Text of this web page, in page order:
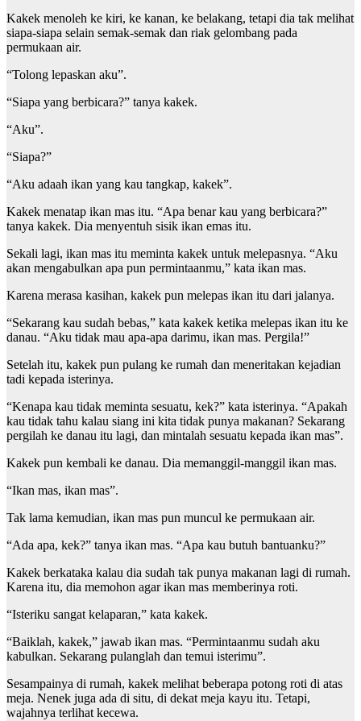
Kakek menoleh ke kiri, ke kanan, ke belakang, tetapi dia tak melihat
siapa-siapa selain semak-semak dan riak gelombang pada
permukaan air.
“Tolong lepaskan aku”.
“Siapa yang berbicara?” tanya kakek.
“Aku”.
“Siapa?”
“Aku adaah ikan yang kau tangkap, kakek”.
Kakek menatap ikan mas itu. “Apa benar kau yang berbicara?”
tanya kakek. Dia menyentuh sisik ikan emas itu.
Sekali lagi, ikan mas itu meminta kakek untuk melepasnya. “Aku
akan mengabulkan apa pun permintaanmu,” kata ikan mas.
Karena merasa kasihan, kakek pun melepas ikan itu dari jalanya.
“Sekarang kau sudah bebas,” kata kakek ketika melepas ikan itu ke
danau. “Aku tidak mau apa-apa darimu, ikan mas. Pergila!”
Setelah itu, kakek pun pulang ke rumah dan meneritakan kejadian
tadi kepada isterinya.
“Kenapa kau tidak meminta sesuatu, kek?” kata isterinya. “Apakah
kau tidak tahu kalau siang ini kita tidak punya makanan? Sekarang
pergilah ke danau itu lagi, dan mintalah sesuatu kepada ikan mas”.
Kakek pun kembali ke danau. Dia memanggil-manggil ikan mas.
“Ikan mas, ikan mas”.
Tak lama kemudian, ikan mas pun muncul ke permukaan air.
“Ada apa, kek?” tanya ikan mas. “Apa kau butuh bantuanku?”
Kakek berkataka kalau dia sudah tak punya makanan lagi di rumah.
Karena itu, dia memohon agar ikan mas memberinya roti.
“Isteriku sangat kelaparan,” kata kakek.
“Baiklah, kakek,” jawab ikan mas. “Permintaanmu sudah aku
kabulkan. Sekarang pulanglah dan temui isterimu”.
Sesampainya di rumah, kakek melihat beberapa potong roti di atas
meja. Nenek juga ada di situ, di dekat meja kayu itu. Tetapi,
wajahnya terlihat kecewa.